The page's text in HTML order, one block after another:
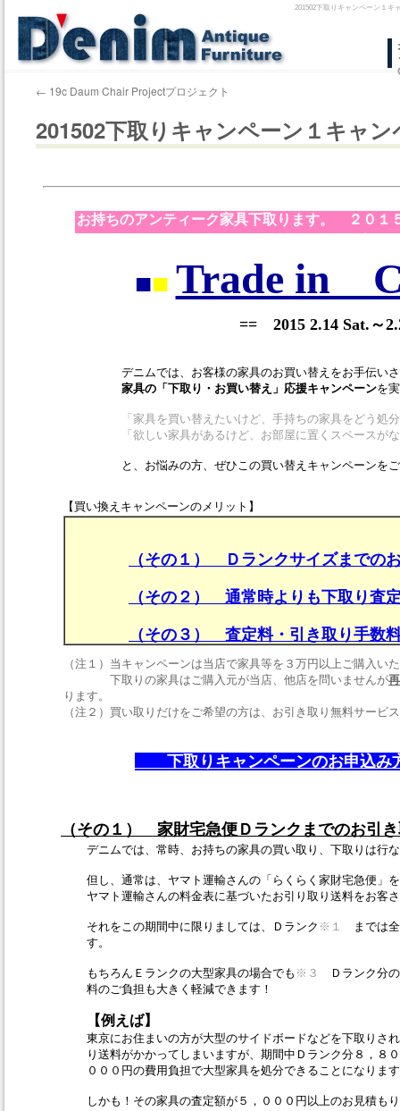
201502下取りキャンペーン１
ン
ス
ッ
← 19c Daum Chair Projectプロジェクト
201502下取りキャンペーン１キャン